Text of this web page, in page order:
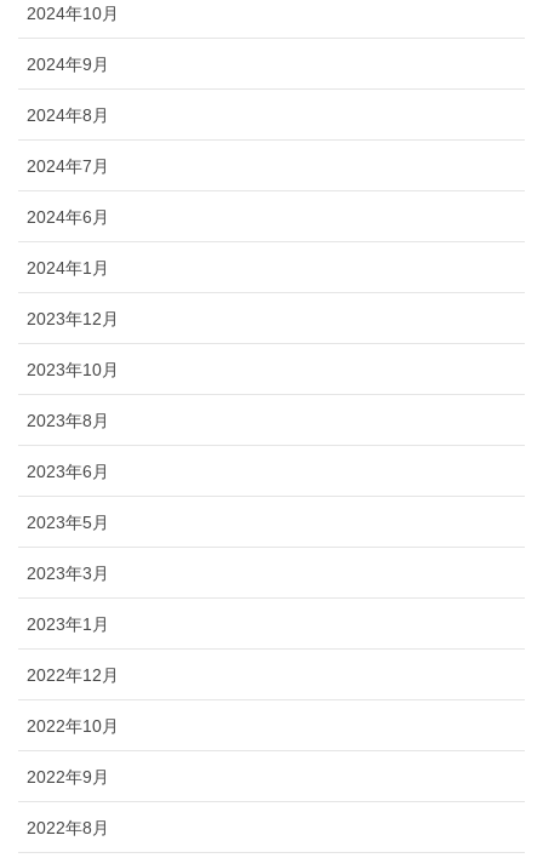
2024年10月
2024年9月
2024年8月
2024年7月
2024年6月
2024年1月
2023年12月
2023年10月
2023年8月
2023年6月
2023年5月
2023年3月
2023年1月
2022年12月
2022年10月
2022年9月
2022年8月